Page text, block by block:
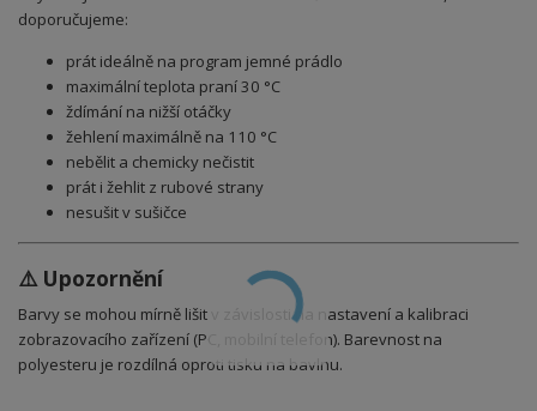
doporučujeme:
prát ideálně na program jemné prádlo
maximální teplota praní 30 °C
ždímání na nižší otáčky
žehlení maximálně na 110 °C
nebělit a chemicky nečistit
prát i žehlit z rubové strany
nesušit v sušičce
⚠️ Upozornění
Barvy se mohou mírně lišit v závislosti na nastavení a kalibraci
zobrazovacího zařízení (PC, mobilní telefon). Barevnost na
polyesteru je rozdílná oproti tisku na bavlnu.